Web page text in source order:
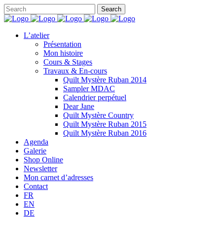
L’atelier
Présentation
Mon histoire
Cours & Stages
Travaux & En-cours
Quilt Mystère Ruban 2014
Sampler MDAC
Calendrier perpétuel
Dear Jane
Quilt Mystère Country
Quilt Mystère Ruban 2015
Quilt Mystère Ruban 2016
Agenda
Galerie
Shop Online
Newsletter
Mon carnet d’adresses
Contact
FR
EN
DE